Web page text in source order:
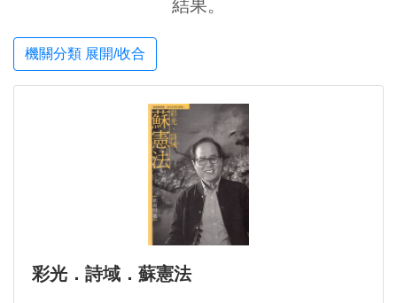
結果。
機關分類 展開/收合
彩光．詩域．蘇憲法